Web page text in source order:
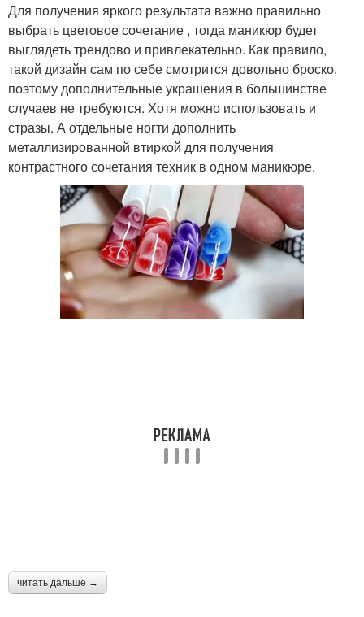
Для получения яркого результата важно правильно
выбрать цветовое сочетание , тогда маникюр будет
выглядеть трендово и привлекательно. Как правило,
такой дизайн сам по себе смотрится довольно броско,
поэтому дополнительные украшения в большинстве
случаев не требуются. Хотя можно использовать и
стразы. А отдельные ногти дополнить
металлизированной втиркой для получения
контрастного сочетания техник в одном маникюре.
читать дальше →